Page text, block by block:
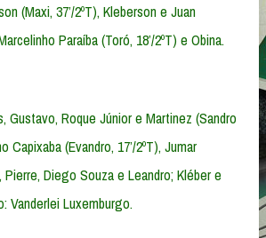
(Maxi, 37’/2ºT), Kleberson e Juan
Paraíba (Toró, 18’/2ºT) e Obina.
Gustavo, Roque Júnior e Martinez (Sandro
Capixaba (Evandro, 17’/2ºT), Jumar
Pierre, Diego Souza e Leandro; Kléber e
Vanderlei Luxemburgo.